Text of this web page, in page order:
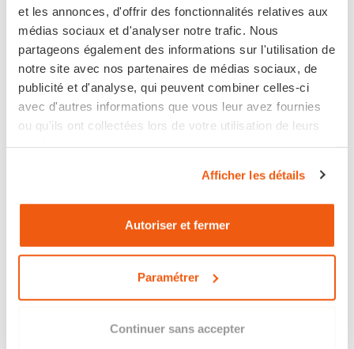
et les annonces, d'offrir des fonctionnalités relatives aux
médias sociaux et d'analyser notre trafic. Nous
partageons également des informations sur l'utilisation de
notre site avec nos partenaires de médias sociaux, de
publicité et d'analyse, qui peuvent combiner celles-ci
avec d'autres informations que vous leur avez fournies
ou qu'ils ont collectées lors de votre utilisation de leurs
Afficher les détails
Autoriser et fermer
Paramétrer
Continuer sans accepter
Disponible
Expédié sous 8 jours ourvés
Retour sous 14 jours
Les points clés
Description